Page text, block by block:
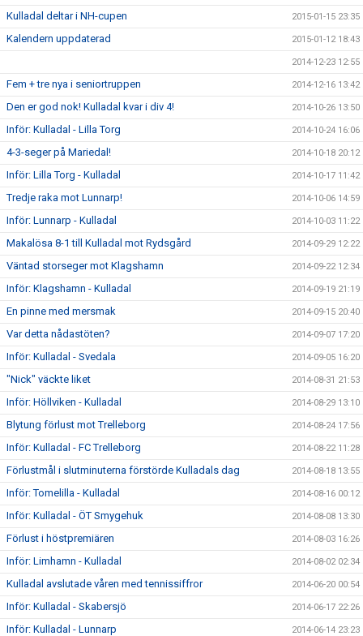
Kulladal deltar i NH-cupen 2015-01-15 23:35
Kalendern uppdaterad 2015-01-12 18:43
2014-12-23 12:55
Fem + tre nya i seniortruppen 2014-12-16 13:42
Den er god nok! Kulladal kvar i div 4! 2014-10-26 13:50
Inför: Kulladal - Lilla Torg 2014-10-24 16:06
4-3-seger på Mariedal! 2014-10-18 20:12
Inför: Lilla Torg - Kulladal 2014-10-17 11:42
Tredje raka mot Lunnarp! 2014-10-06 14:59
Inför: Lunnarp - Kulladal 2014-10-03 11:22
Makalösa 8-1 till Kulladal mot Rydsgård 2014-09-29 12:22
Väntad storseger mot Klagshamn 2014-09-22 12:34
Inför: Klagshamn - Kulladal 2014-09-19 21:19
En pinne med mersmak 2014-09-15 20:40
Var detta nådastöten? 2014-09-07 17:20
Inför: Kulladal - Svedala 2014-09-05 16:20
"Nick" väckte liket 2014-08-31 21:53
Inför: Höllviken - Kulladal 2014-08-29 13:10
Blytung förlust mot Trelleborg 2014-08-24 17:56
Inför: Kulladal - FC Trelleborg 2014-08-22 11:28
Förlustmål i slutminuterna förstörde Kulladals dag 2014-08-18 13:55
Inför: Tomelilla - Kulladal 2014-08-16 00:12
Inför: Kulladal - ÖT Smygehuk 2014-08-08 13:30
Förlust i höstpremiären 2014-08-03 16:26
Inför: Limhamn - Kulladal 2014-08-02 02:34
Kulladal avslutade våren med tennissiffror 2014-06-20 00:54
Inför: Kulladal - Skabersjö 2014-06-17 22:26
Inför: Kulladal - Lunnarp 2014-06-14 23:23